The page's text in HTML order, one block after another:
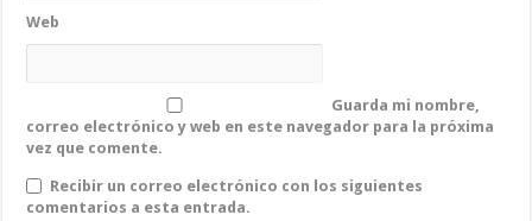
Web
Guarda mi nombre,
correo electrónico y web en este navegador para la próxima
vez que comente.
Recibir un correo electrónico con los siguientes
comentarios a esta entrada.